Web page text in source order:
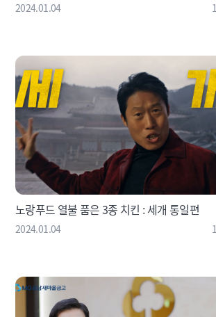
2024.01.04
노랑푸드 열불 품은 3종 치킨 : 세개 통일편
2024.01.04